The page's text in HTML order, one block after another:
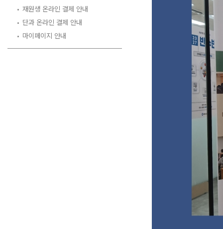
재원생 온라인 결제 안내
단과 온라인 결제 안내
마이페이지 안내